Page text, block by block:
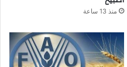
منذ 13 ساعة